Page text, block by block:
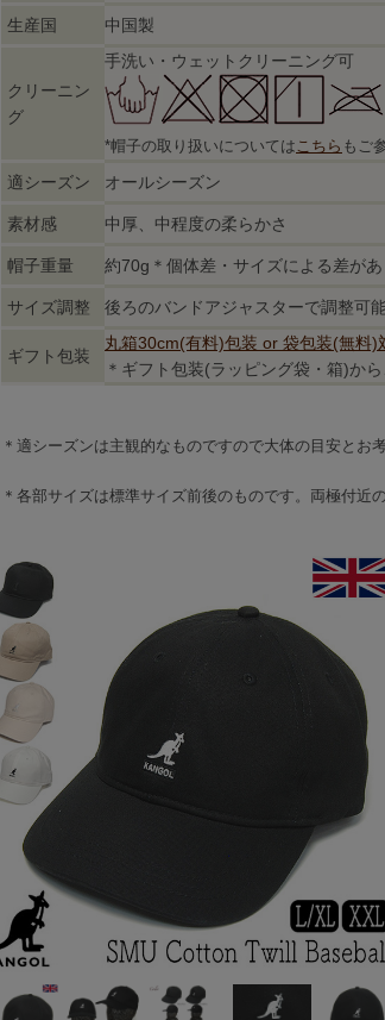
生産国
中国製
クリーニン
グ
手洗い・ウェットクリーニング可
*帽子の取り扱いについてはこちら もご
適シーズン オールシーズン
素材感 中厚、中程度の柔らかさ
帽子重量 約70g＊個体差・サイズによる差が
サイズ調整 後ろのバンドアジャスターで調整可
ギフト包装
丸箱30cm(有料)包装 or 袋包装(無料)
＊ギフト包装(ラッピング袋・箱)か
＊適シーズンは主観的なものですので大体の目安とお
＊各部サイズは標準サイズ前後のものです。両極付近